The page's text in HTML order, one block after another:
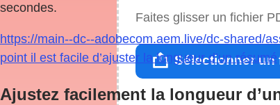
Faites glisser un fichier
Sélectionner un
secondes.
https://main--dc--adobecom.aem.live/dc-shared/
point il est facile d’ajuster la longueur d’un résumé
Ajustez facilement la longueur